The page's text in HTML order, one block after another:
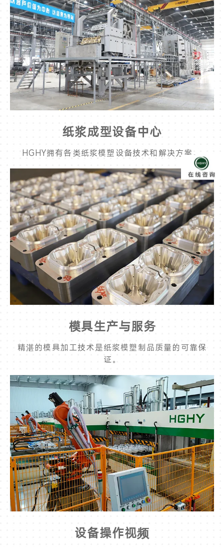
纸浆成型设备中心
HGHY拥有各类纸浆模塑设备技术和解决方案。
模具生产与服务
精湛的模具加工技术是纸浆模塑制品质量的可靠保
证。
设备操作视频